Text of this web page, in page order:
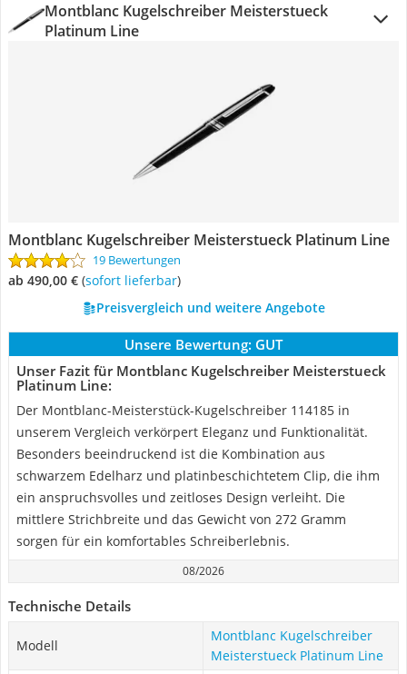
Montblanc Kugelschreiber Meisterstueck
Platinum Line
Montblanc Kugelschreiber Meisterstueck Platinum Line
19 Bewertungen
ab 490,00 € ( Sofort lieferbar)
Preisvergleich und weitere Angebote
Unsere Bewertung: GUT
Unser Fazit für Montblanc Kugelschreiber Meisterstueck
Platinum Line:
Der Montblanc-Meisterstück-Kugelschreiber 114185 in
unserem Vergleich verkörpert Eleganz und Funktionalität.
Besonders beeindruckend ist die Kombination aus
schwarzem Edelharz und platinbeschichtetem Clip, die ihm
ein anspruchsvolles und zeitloses Design verleiht. Die
mittlere Strichbreite und das Gewicht von 272 Gramm
sorgen für ein komfortables Schreiberlebnis.
08/2026
Technische Details
Modell
Montblanc Kugelschreiber
Meisterstueck Platinum Line